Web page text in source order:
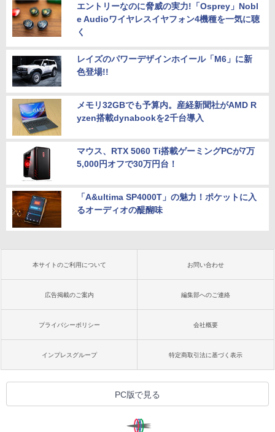
エントリーなのに脅威の実力!「Osprey」Nobl
e Audioワイヤレスイヤフォン4機種を一気に聴
く
レイズのパワーデザインホイール「M6」に新
色登場!!
メモリ32GBでも予算内。産経新聞社がAMD R
yzen搭載dynabookを2千台導入
マウス、RTX 5060 Ti搭載ゲーミングPCが7万
5,000円オフで30万円台！
「A&ultima SP4000T」の魅力！ポケットに入
るオーディオの醍醐味
本サイトのご利用について お問い合わせ
広告掲載のご案内 編集部へのご連絡
プライバシーポリシー 会社概要
インプレスグループ 特定商取引法に基づく表示
PC版で見る